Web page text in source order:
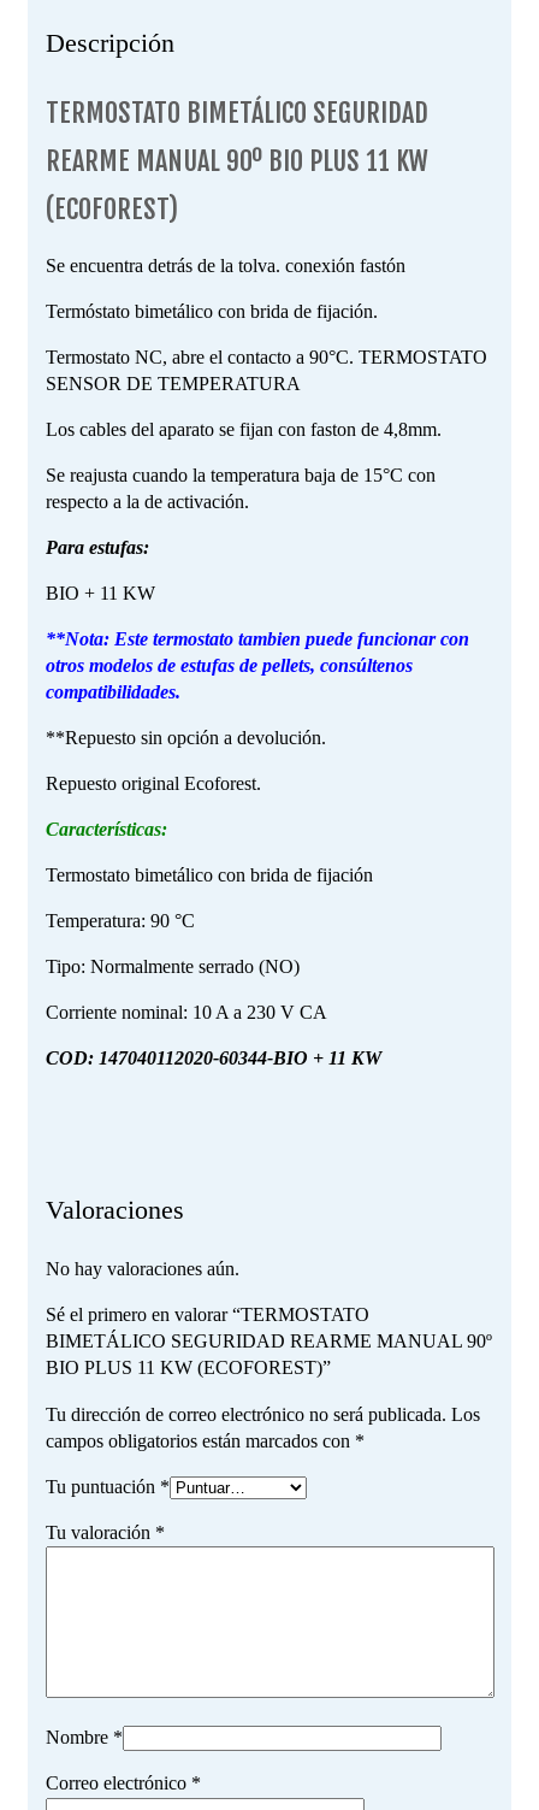
Descripción
TERMOSTATO BIMETÁLICO SEGURIDAD
REARME MANUAL 90º BIO PLUS 11 KW
(ECOFOREST)
Se encuentra detrás de la tolva. conexión fastón
Termóstato bimetálico con brida de fijación.
Termostato NC, abre el contacto a 90°C. TERMOSTATO
SENSOR DE TEMPERATURA
Los cables del aparato se fijan con faston de 4,8mm.
Se reajusta cuando la temperatura baja de 15°C con
respecto a la de activación.
Para estufas:
BIO + 11 KW
**Nota: Este termostato tambien puede funcionar con
otros modelos de estufas de pellets, consúltenos
compatibilidades.
**Repuesto sin opción a devolución.
Repuesto original Ecoforest.
Características:
Termostato bimetálico con brida de fijación
Temperatura: 90 °C
Tipo: Normalmente serrado (NO)
Corriente nominal: 10 A a 230 V CA
COD: 147040112020-60344-BIO + 11 KW
Valoraciones
No hay valoraciones aún.
Sé el primero en valorar “TERMOSTATO
BIMETÁLICO SEGURIDAD REARME MANUAL 90º
BIO PLUS 11 KW (ECOFOREST)”
Tu dirección de correo electrónico no será publicada. Los
campos obligatorios están marcados con *
Tu puntuación *
Tu valoración *
Nombre *
Correo electrónico *